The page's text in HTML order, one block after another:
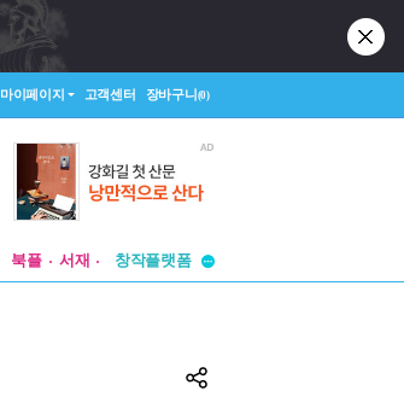
마이페이지 고객센터 장바구니(0)
북플 서재
창작플랫폼